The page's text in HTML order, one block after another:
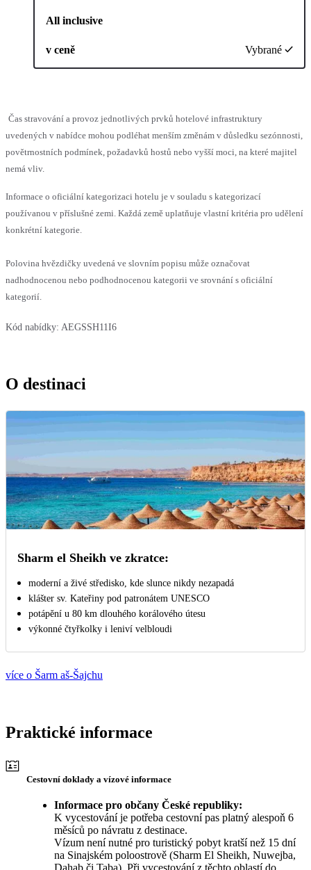
All inclusive
v ceně Vybrané
Čas stravování a provoz jednotlivých prvků hotelové infrastruktury
uvedených v nabídce mohou podléhat menším změnám v důsledku sezónnosti,
povětrnostních podmínek, požadavků hostů nebo vyšší moci, na které majitel
nemá vliv.
Informace o oficiální kategorizaci hotelu je v souladu s kategorizací
používanou v příslušné zemi. Každá země uplatňuje vlastní kritéria pro udělení
konkrétní kategorie.
Polovina hvězdičky uvedená ve slovním popisu může označovat
nadhodnocenou nebo podhodnocenou kategorii ve srovnání s oficiální
kategorií.
Kód nabídky: AEGSSH11I6
O destinaci
Sharm el Sheikh ve zkratce:
moderní a živé středisko, kde slunce nikdy nezapadá
klášter sv. Kateřiny pod patronátem UNESCO
potápění u 80 km dlouhého korálového útesu
výkonné čtyřkolky i leniví velbloudi
více o Šarm aš-Šajchu
Praktické informace
Cestovní doklady a vízové informace
Informace pro občany České republiky:
K vycestování je potřeba cestovní pas platný alespoň 6
měsíců po návratu z destinace.
Vízum není nutné pro turistický pobyt kratší než 15 dní
na Sinajském poloostrově (Sharm El Sheikh, Nuwejba,
Dahab či Taba). Při vycestování z těchto oblastí do